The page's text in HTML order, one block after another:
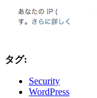
タグ:
Security
WordPress